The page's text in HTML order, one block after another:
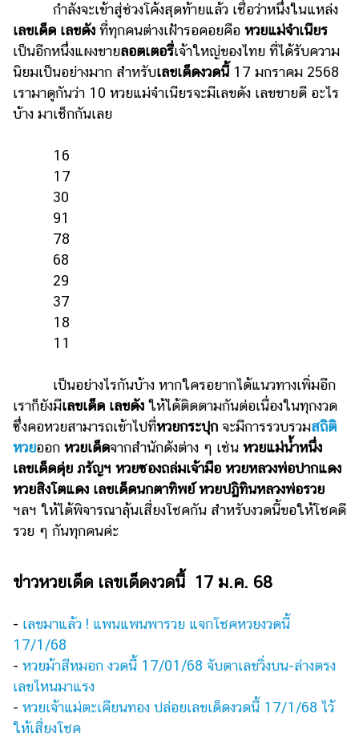
รถยนต์
บ้าน
และ
ตกแต่ง
ราคา
น้ำมัน
แต่งงาน
และ
เด็ก
สัตว์
เลี้ยง
Infographic
บริการ
กระปุก
คอร์ส
ออนไลน์
เรียน
เลข
กำลังจะเข้าสู่ช่วงโค้งสุดท้ายแล้ว เชื่อว่าหนึ่งในแหล่ง
เลขเด็ด เลขดัง ที่ทุกคนต่างเฝ้ารอคอยคือ หวยแม่จำเนียร
เป็นอีกหนึ่งแผงขายลอตเตอรี่เจ้าใหญ่ของไทย ที่ได้รับความ
นิยมเป็นอย่างมาก สำหรับเลขเด็ดงวดนี้17 มกราคม 2568
เรามาดูกันว่า 10 หวยแม่จำเนียรจะมีเลขดัง เลขขายดี อะไร
บ้าง มาเช็กกันเลย
16
17
30
91
78
68
29
37
18
11
เป็นอย่างไรกันบ้าง หากใครอยากได้แนวทางเพิ่มอีก
เราก็ยังมีเลขเด็ด เลขดัง ให้ได้ติดตามกันต่อเนื่องในทุกงวด
ซึ่งคอหวยสามารถเข้าไปที่หวยกระปุก จะมีการรวบรวมสถิติ
หวยออก หวยเด็ดจากสำนักดังต่าง ๆ เช่น หวยแม่น้ำหนึ่ง
เลขเด็ดดุ่ย ภรัญฯ หวยซองถล่มเจ้ามือ หวยหลวงพ่อปากแดง
หวยสิงโตแดง เลขเด็ดนกตาทิพย์ หวยปฏิทินหลวงพ่อรวย
ฯลฯ ให้ได้พิจารณาลุ้นเสี่ยงโชคกัน สำหรับงวดนี้ขอให้โชคดี
รวย ๆ กันทุกคนค่ะ
ข่าวหวยเด็ด เลขเด็ดงวดนี้ 17 ม.ค. 68
- เลขมาแล้ว ! แพนแพนพารวย แจกโชคหวยงวดนี้
17/1/68
- หวยม้าสีหมอก งวดนี้ 17/01/68 จับตาเลขวิ่งบน-ล่างตรง
เลขไหนมาแรง
- หวยเจ้าแม่ตะเคียนทอง ปล่อยเลขเด็ดงวดนี้ 17/1/68 ไว้
ให้เสี่ยงโชค